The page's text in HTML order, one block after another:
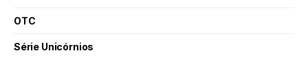
OTC
Série Unicórnios